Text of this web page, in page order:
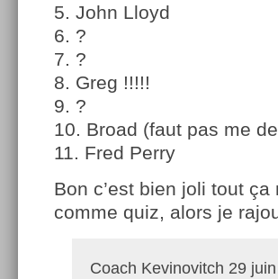
5. John Lloyd
6. ?
7. ?
8. Greg !!!!!
9. ?
10. Broad (faut pas me
11. Fred Perry
Bon c’est bien joli tout
comme quiz, alors je
Coach Kevinovitch 29